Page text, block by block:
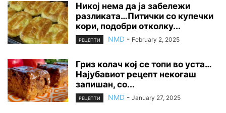
Никој нема да ја забележи
разликата…Питички со купечки
кори, подобри отколку...
РЕЦЕПТИ NMD - February 2, 2025
Гриз колач кој се топи во уста…
Најубавиот рецепт некогаш
запишан, со...
РЕЦЕПТИ NMD - January 27, 2025